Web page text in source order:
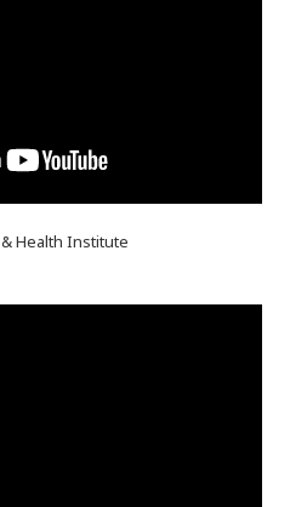
Health Institute